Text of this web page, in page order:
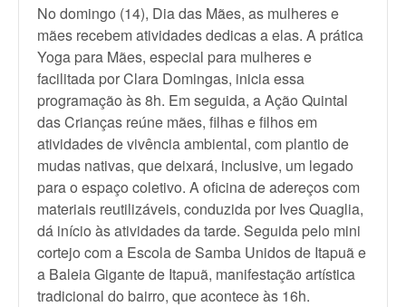
No domingo (14), Dia das Mães, as mulheres e
mães recebem atividades dedicas a elas. A prática
Yoga para Mães, especial para mulheres e
facilitada por Clara Domingas, inicia essa
programação às 8h. Em seguida, a Ação Quintal
das Crianças reúne mães, filhas e filhos em
atividades de vivência ambiental, com plantio de
mudas nativas, que deixará, inclusive, um legado
para o espaço coletivo. A oficina de adereços com
materiais reutilizáveis, conduzida por Ives Quaglia,
dá início às atividades da tarde. Seguida pelo mini
cortejo com a Escola de Samba Unidos de Itapuã e
a Baleia Gigante de Itapuã, manifestação artística
tradicional do bairro, que acontece às 16h.